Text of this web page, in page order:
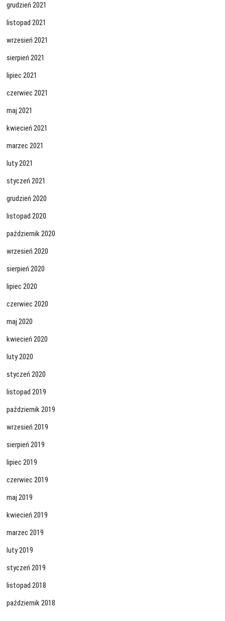
grudzień 2021
listopad 2021
wrzesień 2021
sierpień 2021
lipiec 2021
czerwiec 2021
maj 2021
kwiecień 2021
marzec 2021
luty 2021
styczeń 2021
grudzień 2020
listopad 2020
październik 2020
wrzesień 2020
sierpień 2020
lipiec 2020
czerwiec 2020
maj 2020
kwiecień 2020
luty 2020
styczeń 2020
listopad 2019
październik 2019
wrzesień 2019
sierpień 2019
lipiec 2019
czerwiec 2019
maj 2019
kwiecień 2019
marzec 2019
luty 2019
styczeń 2019
listopad 2018
październik 2018